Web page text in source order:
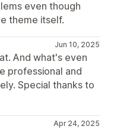
even though
theme itself.
Jun 10, 2025
And what's even
professional and
Special thanks to
Apr 24, 2025